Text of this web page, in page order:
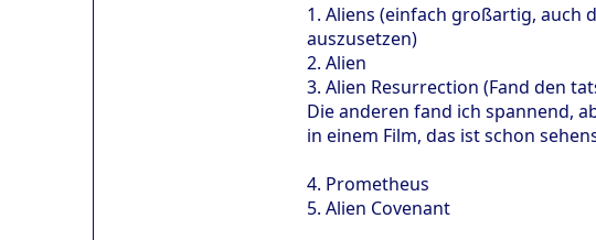
1. Aliens (einfach großartig, auch
auszusetzen)
2. Alien
3. Alien Resurrection (Fand den
Die anderen fand ich spannend,
in einem Film, das ist schon
4. Prometheus
5. Alien Covenant